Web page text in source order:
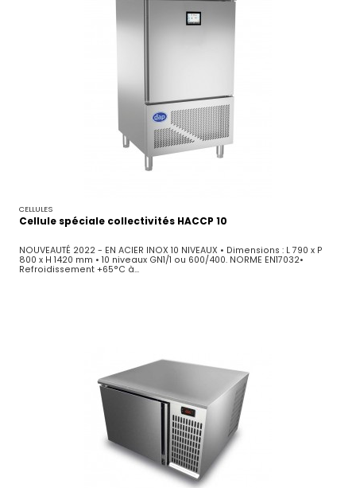
CELLULES
Cellule spéciale collectivités HACCP 10
NOUVEAUTÉ 2022 - EN ACIER INOX 10 NIVEAUX • Dimensions : L 790 x P
800 x H 1420 mm • 10 niveaux GN1/1 ou 600/400. NORME EN17032•
Refroidissement +65°C à...